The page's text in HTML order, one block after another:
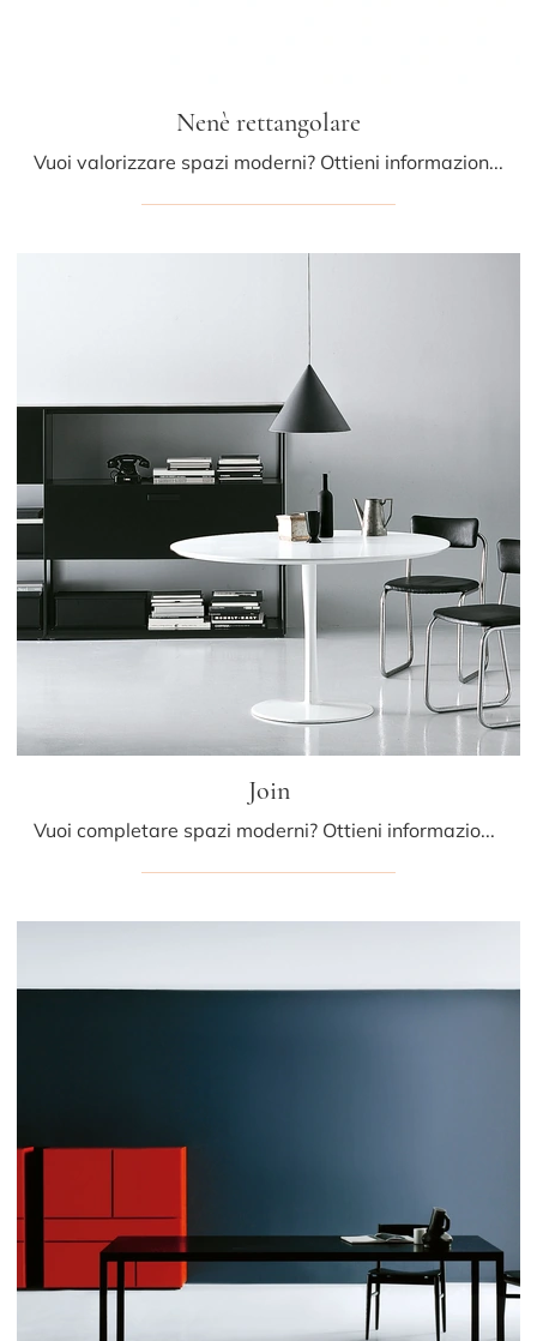
Nenè rettangolare
Vuoi valorizzare spazi moderni? Ottieni informazioni sui tavoli moderni fissi: il modello da cucina Nenè rettangolare ti aspetta.
Join
Vuoi completare spazi moderni? Ottieni informazioni sui tavoli moderni fissi: il modello da cucina Join ti attende.